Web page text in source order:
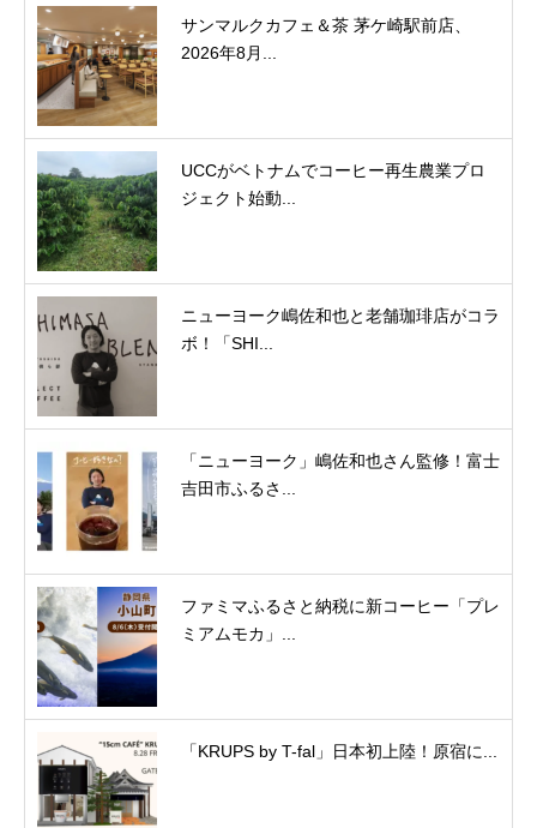
サンマルクカフェ＆茶 茅ケ崎駅前店、
2026年8月...
UCCがベトナムでコーヒー再生農業プロ
ジェクト始動...
ニューヨーク嶋佐和也と老舗珈琲店がコラ
ボ！「SHI...
「ニューヨーク」嶋佐和也さん監修！富士
吉田市ふるさ...
ファミマふるさと納税に新コーヒー「プレ
ミアムモカ」...
「KRUPS by T-fal」日本初上陸！原宿に...